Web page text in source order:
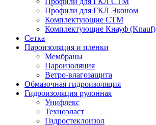
Профили для ГКЛ Эконом
Комплектующие СТМ
Комплектующие Кнауф (Knauf)
Сетка
Пароизоляция и пленки
Мембраны
Пароизоляция
Ветро-влагозащита
Обмазочная гидроизоляция
Гидроизоляция рулонная
Унифлекс
Техноэласт
Гидростеклоизол